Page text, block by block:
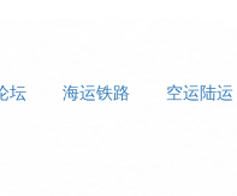
坛 海运铁路 空运陆运